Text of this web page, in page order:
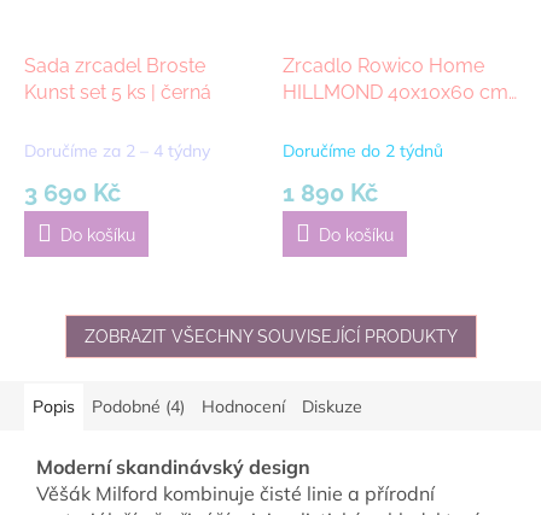
Sada zrcadel Broste
Kunst set 5 ks | černá
Doručíme za 2 – 4 týdny
3 690 Kč
Do košíku
Zrcadlo Rowico Home
HILLMOND 40x10x60 cm
Doručíme do 2 týdnů
1 890 Kč
Do košíku
ZOBRAZIT VŠECHNY SOUVISEJÍCÍ PRODUKTY
Popis Podobné (4) Hodnocení Diskuze
Moderní skandinávský design
Věšák Milford kombinuje čisté linie a přírodní